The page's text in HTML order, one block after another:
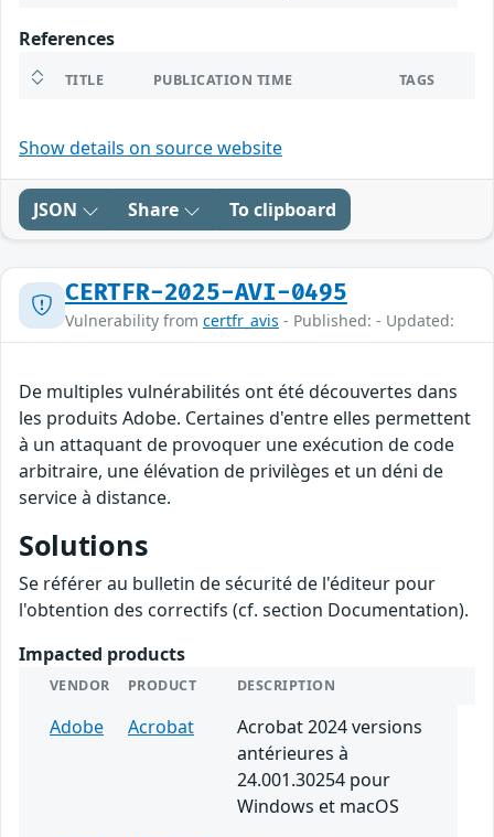
References
TITLE PUBLICATION TIME TAGS
Show details on source website
JSON Share To clipboard
CERTFR-2025-AVI-0495
Vulnerability from certfr_avis - Published: - Updated:
De multiples vulnérabilités ont été découvertes dans
les produits Adobe. Certaines d'entre elles permettent
à un attaquant de provoquer une exécution de code
arbitraire, une élévation de privilèges et un déni de
service à distance.
Solutions
Se référer au bulletin de sécurité de l'éditeur pour
l'obtention des correctifs (cf. section Documentation).
Impacted products
VENDOR PRODUCT DESCRIPTION
Adobe Acrobat
Acrobat 2024 versions
antérieures à
24.001.30254 pour
Windows et macOS